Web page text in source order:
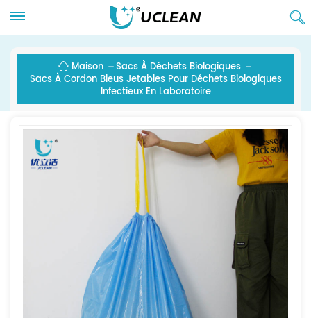
Maison
Sacs À Déchets Biologiques
Sacs À Cordon Bleus Jetables Pour Déchets Biologiques
Infectieux En Laboratoire